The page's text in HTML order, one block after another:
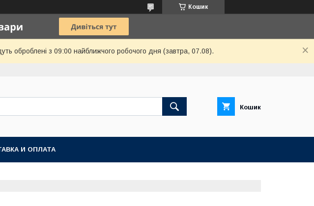
Кошик
оброблені з 09:00 найближчого робочого дня (завтра, 07.08).
Кошик
И ОПЛАТА